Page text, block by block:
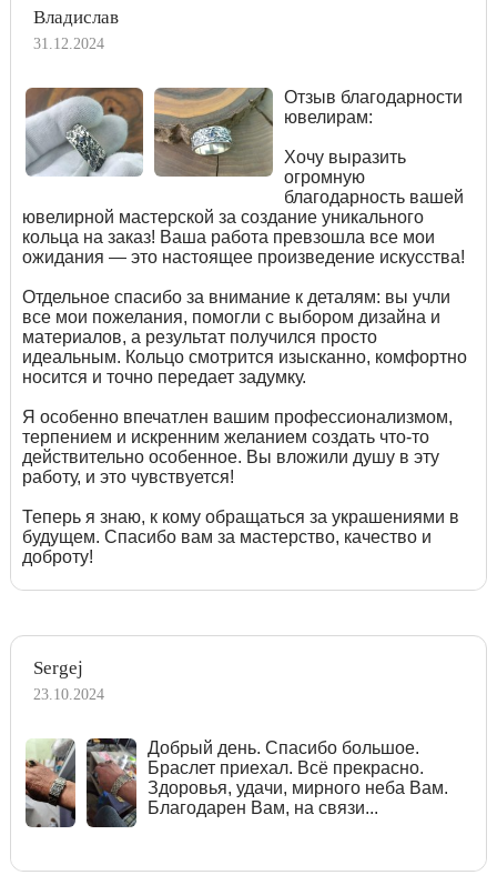
Владислав
31.12.2024
Отзыв благодарности
ювелирам:
Хочу выразить
огромную
благодарность вашей
ювелирной мастерской за создание уникального
кольца на заказ! Ваша работа превзошла все мои
ожидания — это настоящее произведение искусства!
Отдельное спасибо за внимание к деталям: вы учли
все мои пожелания, помогли с выбором дизайна и
материалов, а результат получился просто
идеальным. Кольцо смотрится изысканно, комфортно
носится и точно передает задумку.
Я особенно впечатлен вашим профессионализмом,
терпением и искренним желанием создать что-то
действительно особенное. Вы вложили душу в эту
работу, и это чувствуется!
Теперь я знаю, к кому обращаться за украшениями в
будущем. Спасибо вам за мастерство, качество и
доброту!
Sergej
23.10.2024
Добрый день. Спасибо большое.
Браслет приехал. Всё прекрасно.
Здоровья, удачи, мирного неба Вам.
Благодарен Вам, на связи...